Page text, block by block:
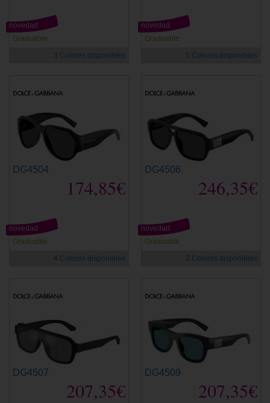
Graduable
novedad
3 Colores disponibles
Graduable
novedad
5 Colores disponibles
DG4504
174,85€
Graduable
novedad
4 Colores disponibles
DG4506
246,35€
Graduable
novedad
2 Colores disponibles
DG4507
207,35€
DG4509
207,35€